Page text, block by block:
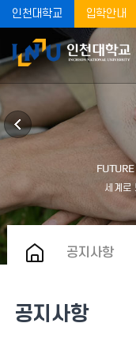
인천대학교 입학안내
공지사항
공지사항